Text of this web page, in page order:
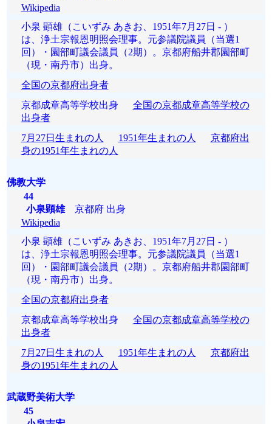
Wikipedia
小泉 顕雄（こいずみ あきお、1951年7月27日 - ）
は、浄土宗報恩明照会理事。元参議院議員（当選1
回）・園部町議会議員（2期）。京都府船井郡園部町
（現・南丹市）出身。
全国の京都府出身者
京都成章高等学校出身 全国の京都成章高等学校の
出身者
7月27日生まれの人
1951年生まれの人
京都府出
身の1951年生まれの人
佛教大学
44
小泉顕雄京都府 出身
Wikipedia
小泉 顕雄（こいずみ あきお、1951年7月27日 - ）
は、浄土宗報恩明照会理事。元参議院議員（当選1
回）・園部町議会議員（2期）。京都府船井郡園部町
（現・南丹市）出身。
全国の京都府出身者
京都成章高等学校出身 全国の京都成章高等学校の
出身者
7月27日生まれの人
1951年生まれの人
京都府出
身の1951年生まれの人
武蔵野美術大学
45